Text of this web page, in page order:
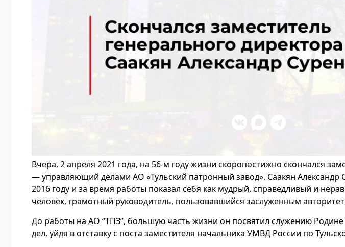
Вчера, 2 апреля 2021 года, на 56-м году жизни скоропостижно скончался
— управляющий делами АО «Тульский патронный завод», Саакян
2016 году и за время работы показал себя как мудрый, справедливый и
человек, грамотный руководитель, пользовавшийся заслуженным
До работы на АО “ТПЗ”, большую часть жизни он посвятил служению Родине
дел, уйдя в отставку с поста заместителя начальника УМВД России по